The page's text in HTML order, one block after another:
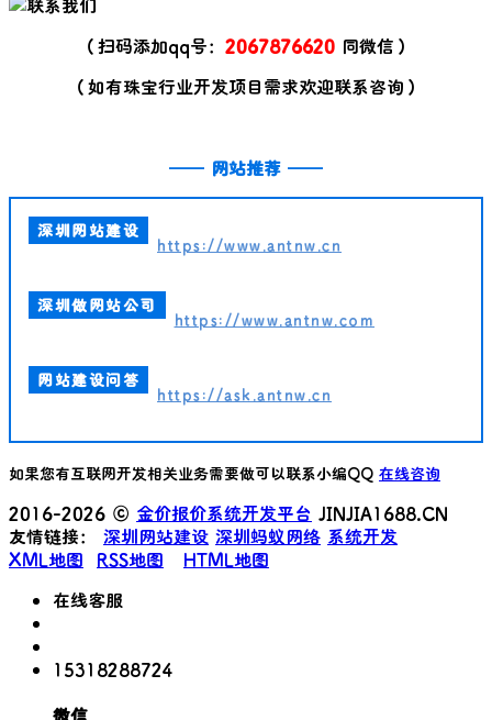
（扫码添加qq号： 2067876620 同微信）
（如有珠宝行业开发项目需求欢迎联系咨询）
—— 网站推荐 ——
深圳网站建设
https://www.antnw.cn
深圳做网站公司
https://www.antnw.com
网站建设问答
https://ask.antnw.cn
如果您有互联网开发相关业务需要做可以联系小编QQ 在线咨询
2016-2026 © 金价报价系统开发平台 JINJIA1688.CN
友情链接： 深圳网站建设 深圳蚂蚁网络 系统开发
XML地图
RSS地图
HTML地图
在线客服
15318288724
微信